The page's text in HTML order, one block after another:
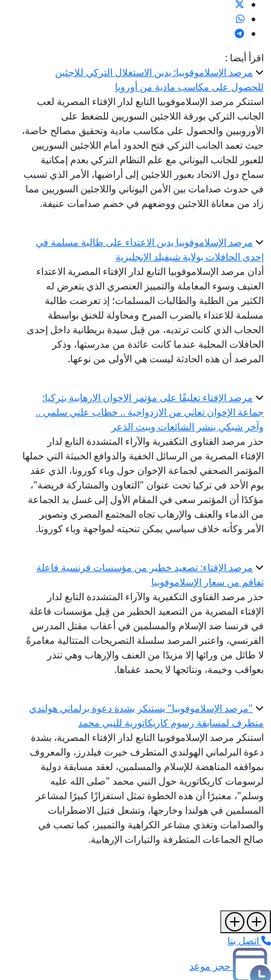
أيضا :
مرصد الإسلاموفوبيا: يدين الاستغلال التركي للاجئين
على مكاسب مادية من أوروبا
مرصد الإسلاموفوبيا التابع لدار الإفتاء المصرية لعب
التركي بورقة اللاجئين السوريين للضغط على
والحصول على مكاسب مادية وتحقيق مصالح خاصة،
تعمد الجانب التركي فتح الحدود أمام اللاجئين السوريين
للجانب اليوناني مع علم النظام التركي بعدم إمكانية
دول الاتحاد بعبور اللاجئين إلى أراضيها، الأمر الذي تسبب
حدوث صدامات بين الأمن اليوناني واللاجئين السوريين مما
من معاناة اللاجئين ووضعهم في خضم صدامات عنيفة.
مرصد الإسلاموفوبيا يدين الاعتداء على طالبة مسلمة في
الحافلات بولاية شيفيلد الإنجليزية
مرصد الإسلاموفوبيا التابع لدار الإفتاء المصرية الاعتداء
وسوء المعاملة والتمييز العنصري الذي يتعرض له
من الطلبة والطالبات المسلمات؛ إذ تعرضت طالبة
للاعتداء بالضرب المبرح ومحاولة للخنق بواسطة
الذي كانت ترتديه، من قِبل سيدة بريطانية داخل إحدى
المحلية عندما كانت عائدة من مدرستها، وذكر
أن هذه الحادثة ليست هي الأولى من نوعها.
مرصد الإفتاء تعليقًا على مؤتمر الإخوان الإرهابية بتركيا:
الإخوان تعاني من الازدواجية .. خطاب علني سلمي ..
شبكي ينشر الشائعات ويبث الذعر
مرصد الفتاوى التكفيرية والآراء المتشددة التابع لدار
المصرية من الرسائل الخفية والدوافع الخبيثة التي حملها
الصحفي لجماعة الإخوان حول وباء كورونا، الذي عقد
الأحد في تركيا تحت عنوان "التعاون والمشاركة فريضة"،
أن المؤتمر سعى في المقام الأول إلى غسل يد الجماعة
الدماء والعنف والإرهاب تجاه المجتمع المصري وتصوير
وكأنه خلاف سياسي يمكن تنحيته لمواجهة وباء كورونا.
مرصد الإفتاء: تصعيد خطير من مؤسسات فرنسية فاعلة
من سعار الإسلاموفوبيا
مرصد الفتاوى التكفيرية والآراء المتشددة التابع لدار
المصرية من التصعيد الخطير من قِبل مؤسسات فاعلة
فرنسا ضد الإسلام والمسلمين في أعقاب مقتل المدرس
واعتبر المرصد سلسلة التصريحات المتتالية مغامرةً
طائل من ورائها إلا مزيدًا من العنف والإرهاب وهي تنذر
وخيمة، ونتائجها لا يحمد عقباها.
"مرصد الإسلاموفوبيا" يستنكر بشدة دعوة برلماني هولندي
لمسابقة رسوم كاريكاتورية للنبي محمد
مرصد الإسلاموفوبيا التابع لدار الإفتاء المصرية، بشدة
البرلماني الهولندي المتطرف خيرت فيلدرز، والمعروف
المناهضة للإسلام والمسلمين، لعقد مسابقة دولية
كاريكاتورية حول النبي محمد "صلى الله عليه
معتبرًا أن هذه الخطوة تمثل استفزازًا كبيرًا لمشاعر
في هولندا وخارجها، وتشعل فتيل الاضطرابات
وتغذي مشاعر الكراهية والتمييز، كما تصب في
الجماعات المتطرفة والتيارات الإرهابية.
بنا
حجز موعد